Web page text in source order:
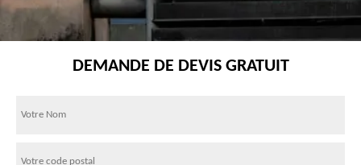
DEMANDE DE DEVIS GRATUIT